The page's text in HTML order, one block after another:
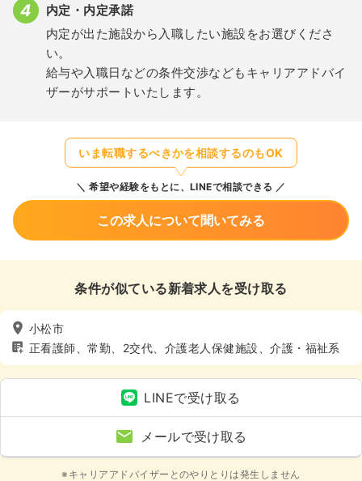
内定・内定承諾
内定が出た施設から入職したい施設をお選びくださ
い。
給与や入職日などの条件交渉などもキャリアアドバイ
ザーがサポートいたします。
いま転職するべきかを相談するのもOK
希望や経験をもとに、LINEで相談できる
この求人について聞いてみる
条件が似ている新着求人を受け取る
小松市
正看護師、常勤、2交代、介護老人保健施設、介護・福祉系
LINEで受け取る
メールで受け取る
※キャリアアドバイザーとのやりとりは発生しません